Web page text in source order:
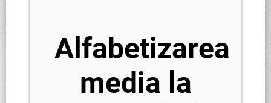
Alfabetizarea
media la